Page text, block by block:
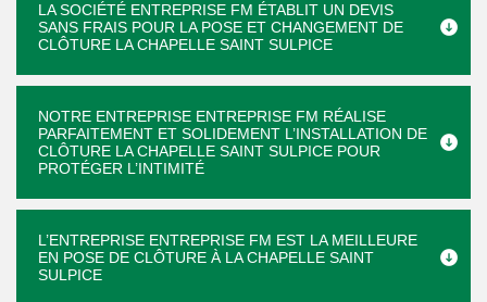
LA SOCIÉTÉ ENTREPRISE FM ÉTABLIT UN DEVIS
SANS FRAIS POUR LA POSE ET CHANGEMENT DE
CLÔTURE LA CHAPELLE SAINT SULPICE
NOTRE ENTREPRISE ENTREPRISE FM RÉALISE
PARFAITEMENT ET SOLIDEMENT L’INSTALLATION DE
CLÔTURE LA CHAPELLE SAINT SULPICE POUR
PROTÉGER L’INTIMITÉ
L’ENTREPRISE ENTREPRISE FM EST LA MEILLEURE
EN POSE DE CLÔTURE À LA CHAPELLE SAINT
SULPICE